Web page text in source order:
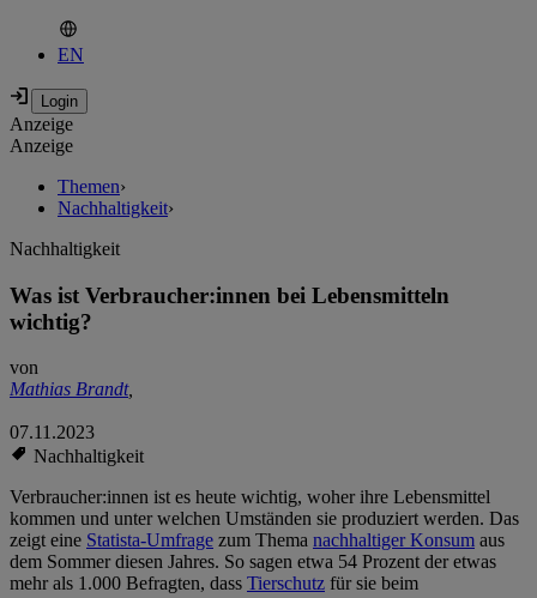
EN
Anzeige
Anzeige
Themen›
Nachhaltigkeit›
Nachhaltigkeit
Was ist Verbraucher:innen bei Lebensmitteln
wichtig?
von
Mathias Brandt,
07.11.2023
Nachhaltigkeit
Verbraucher:innen ist es heute wichtig, woher ihre Lebensmittel
kommen und unter welchen Umständen sie produziert werden. Das
zeigt eine Statista-Umfrage zum Thema nachhaltiger Konsum aus
dem Sommer diesen Jahres. So sagen etwa 54 Prozent der etwas
mehr als 1.000 Befragten, dass Tierschutz für sie beim